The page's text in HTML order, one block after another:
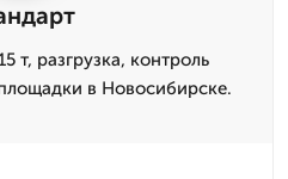
т, разгрузка, контроль
в Новосибирске.